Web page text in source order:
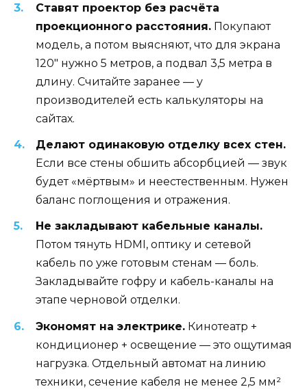
Ставят проектор без расчёта
проекционного расстояния. Покупают
модель, а потом выясняют, что для экрана
120″ нужно 5 метров, а подвал 3,5 метра в
длину. Считайте заранее — у
производителей есть калькуляторы на
сайтах.
Делают одинаковую отделку всех стен.
Если все стены обшить абсорбцией — звук
будет «мёртвым» и неестественным. Нужен
баланс поглощения и отражения.
Не закладывают кабельные каналы.
Потом тянуть HDMI, оптику и сетевой
кабель по уже готовым стенам — боль.
Закладывайте гофру и кабель-каналы на
этапе черновой отделки.
Экономят на электрике. Кинотеатр +
кондиционер + освещение — это ощутимая
нагрузка. Отдельный автомат на линию
техники, сечение кабеля не менее 2,5 мм²